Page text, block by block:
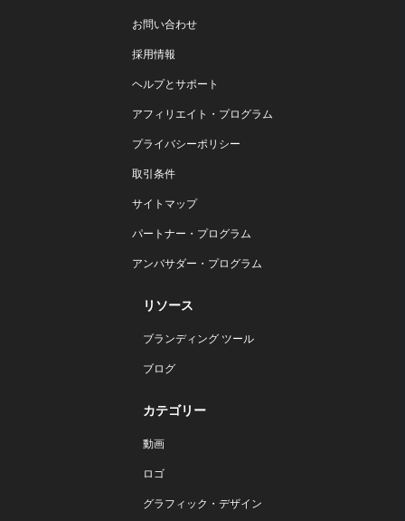
お問い合わせ
採用情報
ヘルプとサポート
アフィリエイト・プログラム
プライバシーポリシー
取引条件
サイトマップ
パートナー・プログラム
アンバサダー・プログラム
リソース
ブランディング ツール
ブログ
カテゴリー
動画
ロゴ
グラフィック・デザイン